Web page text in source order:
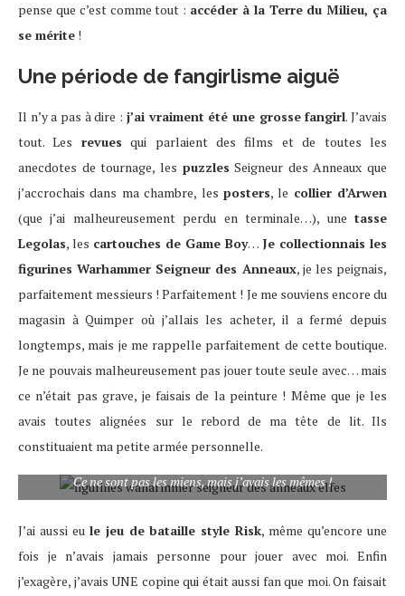
pense que c’est comme tout : accéder à la Terre du Milieu, ça
se mérite !
Une période de fangirlisme aiguë
Il n’y a pas à dire : j’ai vraiment été une grosse fangirl. J’avais
tout. Les revues qui parlaient des films et de toutes les
anecdotes de tournage, les puzzles Seigneur des Anneaux que
j’accrochais dans ma chambre, les posters, le collier d’Arwen
(que j’ai malheureusement perdu en terminale…), une tasse
Legolas, les cartouches de Game Boy… Je collectionnais les
figurines Warhammer Seigneur des Anneaux, je les peignais,
parfaitement messieurs ! Parfaitement ! Je me souviens encore du
magasin à Quimper où j’allais les acheter, il a fermé depuis
longtemps, mais je me rappelle parfaitement de cette boutique.
Je ne pouvais malheureusement pas jouer toute seule avec… mais
ce n’était pas grave, je faisais de la peinture ! Même que je les
avais toutes alignées sur le rebord de ma tête de lit. Ils
constituaient ma petite armée personnelle.
Ce ne sont pas les miens, mais j’avais les mêmes !
J’ai aussi eu le jeu de bataille style Risk, même qu’encore une
fois je n’avais jamais personne pour jouer avec moi. Enfin
j’exagère, j’avais UNE copine qui était aussi fan que moi. On faisait